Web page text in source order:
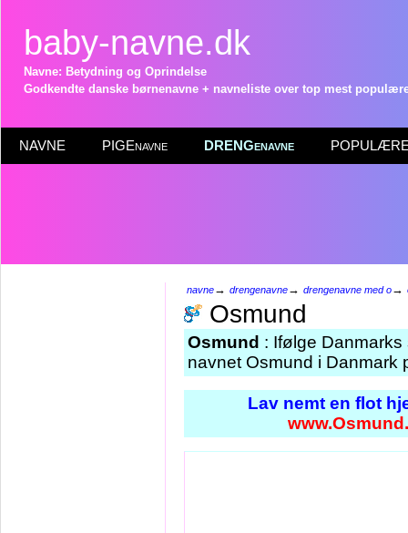
baby-navne.dk
Navne: Betydning og Oprindelse
Godkendte danske børnenavne + navneliste over top mest
NAVNE PIGEnavne DRENGenavne POPULÆRE
navne→ drengenavne→ drengenavne med o→
Osmund
Osmund : Ifølge
navnet Osmund i Danmark
Lav nemt en flot